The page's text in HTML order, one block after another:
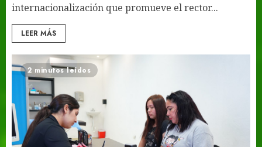
internacionalización que promueve el rector...
LEER MÁS
2 minutos leídos